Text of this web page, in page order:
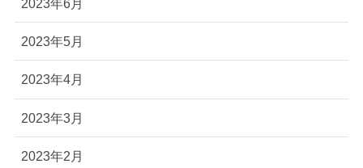
2023年6月
2023年5月
2023年4月
2023年3月
2023年2月